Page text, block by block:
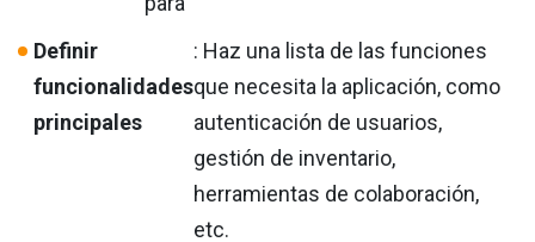
Definir
funcionalidades
principales
: Haz una lista de las funciones
que necesita la aplicación, como
autenticación de usuarios,
gestión de inventario,
herramientas de colaboración,
etc.